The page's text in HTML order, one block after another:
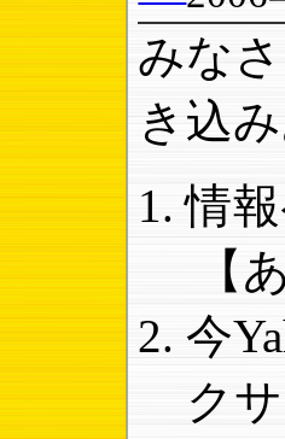
みな
き込
情
【
今
ク